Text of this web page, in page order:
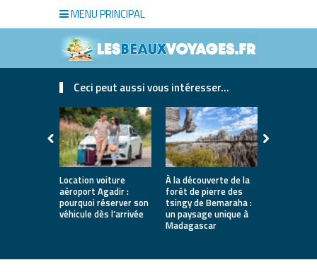
MENU PRINCIPAL
Ceci peut aussi vous intéresser...
Location voiture
aéroport Agadir :
pourquoi réserver son
véhicule dès l’arrivée
À la découverte de la
forêt de pierre des
tsingy de Bemaraha :
un paysage unique à
Madagascar